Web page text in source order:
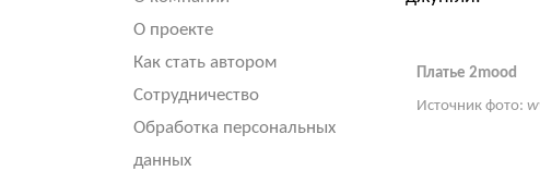
О проекте
Как стать автором
Сотрудничество
Обработка персональных
данных
Платье 2mood
Источник фото: